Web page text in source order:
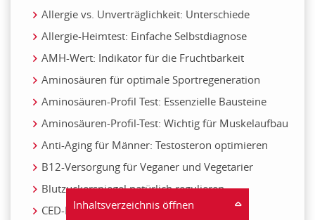
Inhaltsverzeichnis öffnen
Allergie vs. Unverträglichkeit: Unterschiede
Allergie-Heimtest: Einfache Selbstdiagnose
AMH-Wert: Indikator für die Fruchtbarkeit
Aminosäuren für optimale Sportregeneration
Aminosäuren-Profil Test: Essenzielle Bausteine
Aminosäuren-Profil-Test: Wichtig für Muskelaufbau
Anti-Aging für Männer: Testosteron optimieren
B12-Versorgung für Veganer und Vegetarier
Blutzuckerspiegel natürlich regulieren
CED-Früherkennung: Wichtige Warnsignale